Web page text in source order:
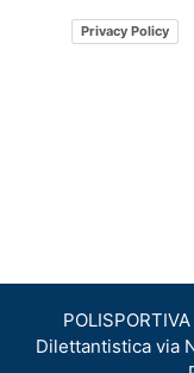
Privacy Policy
Dilettantistica via